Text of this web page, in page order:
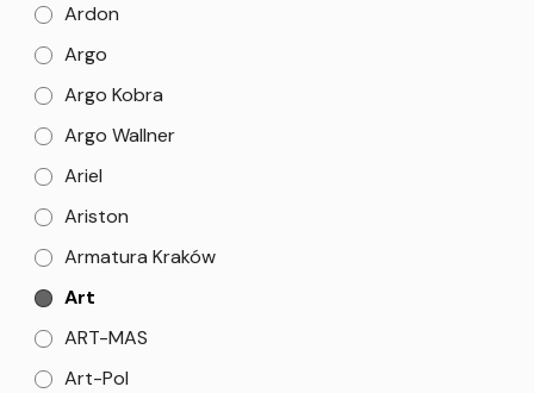
Ardon
Argo
Argo Kobra
Argo Wallner
Ariel
Ariston
Armatura Kraków
Art
ART-MAS
Art-Pol